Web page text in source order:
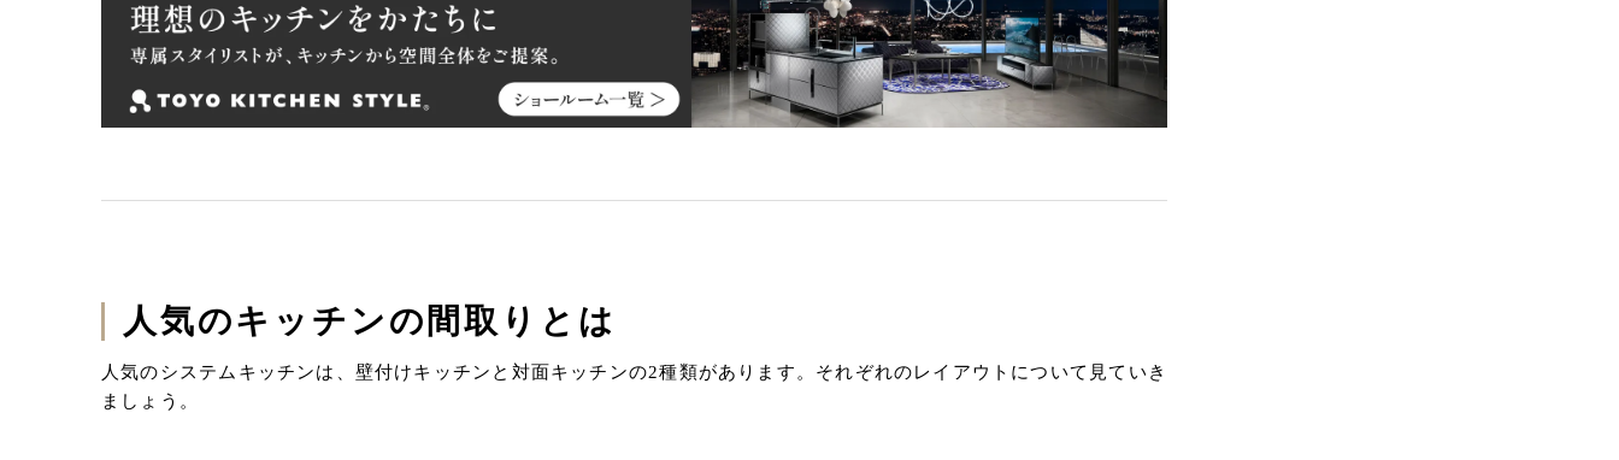
人気のキッチンの間取りとは
人気のシステムキッチンは、壁付けキッチンと対面キッチンの2種類があります。それぞれのレイアウトについて見ていき
ましょう。